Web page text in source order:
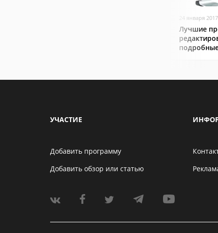
24 января 2017
Лучшие
УЧАСТИЕ
Добавить программу
Добавить обзор или статью